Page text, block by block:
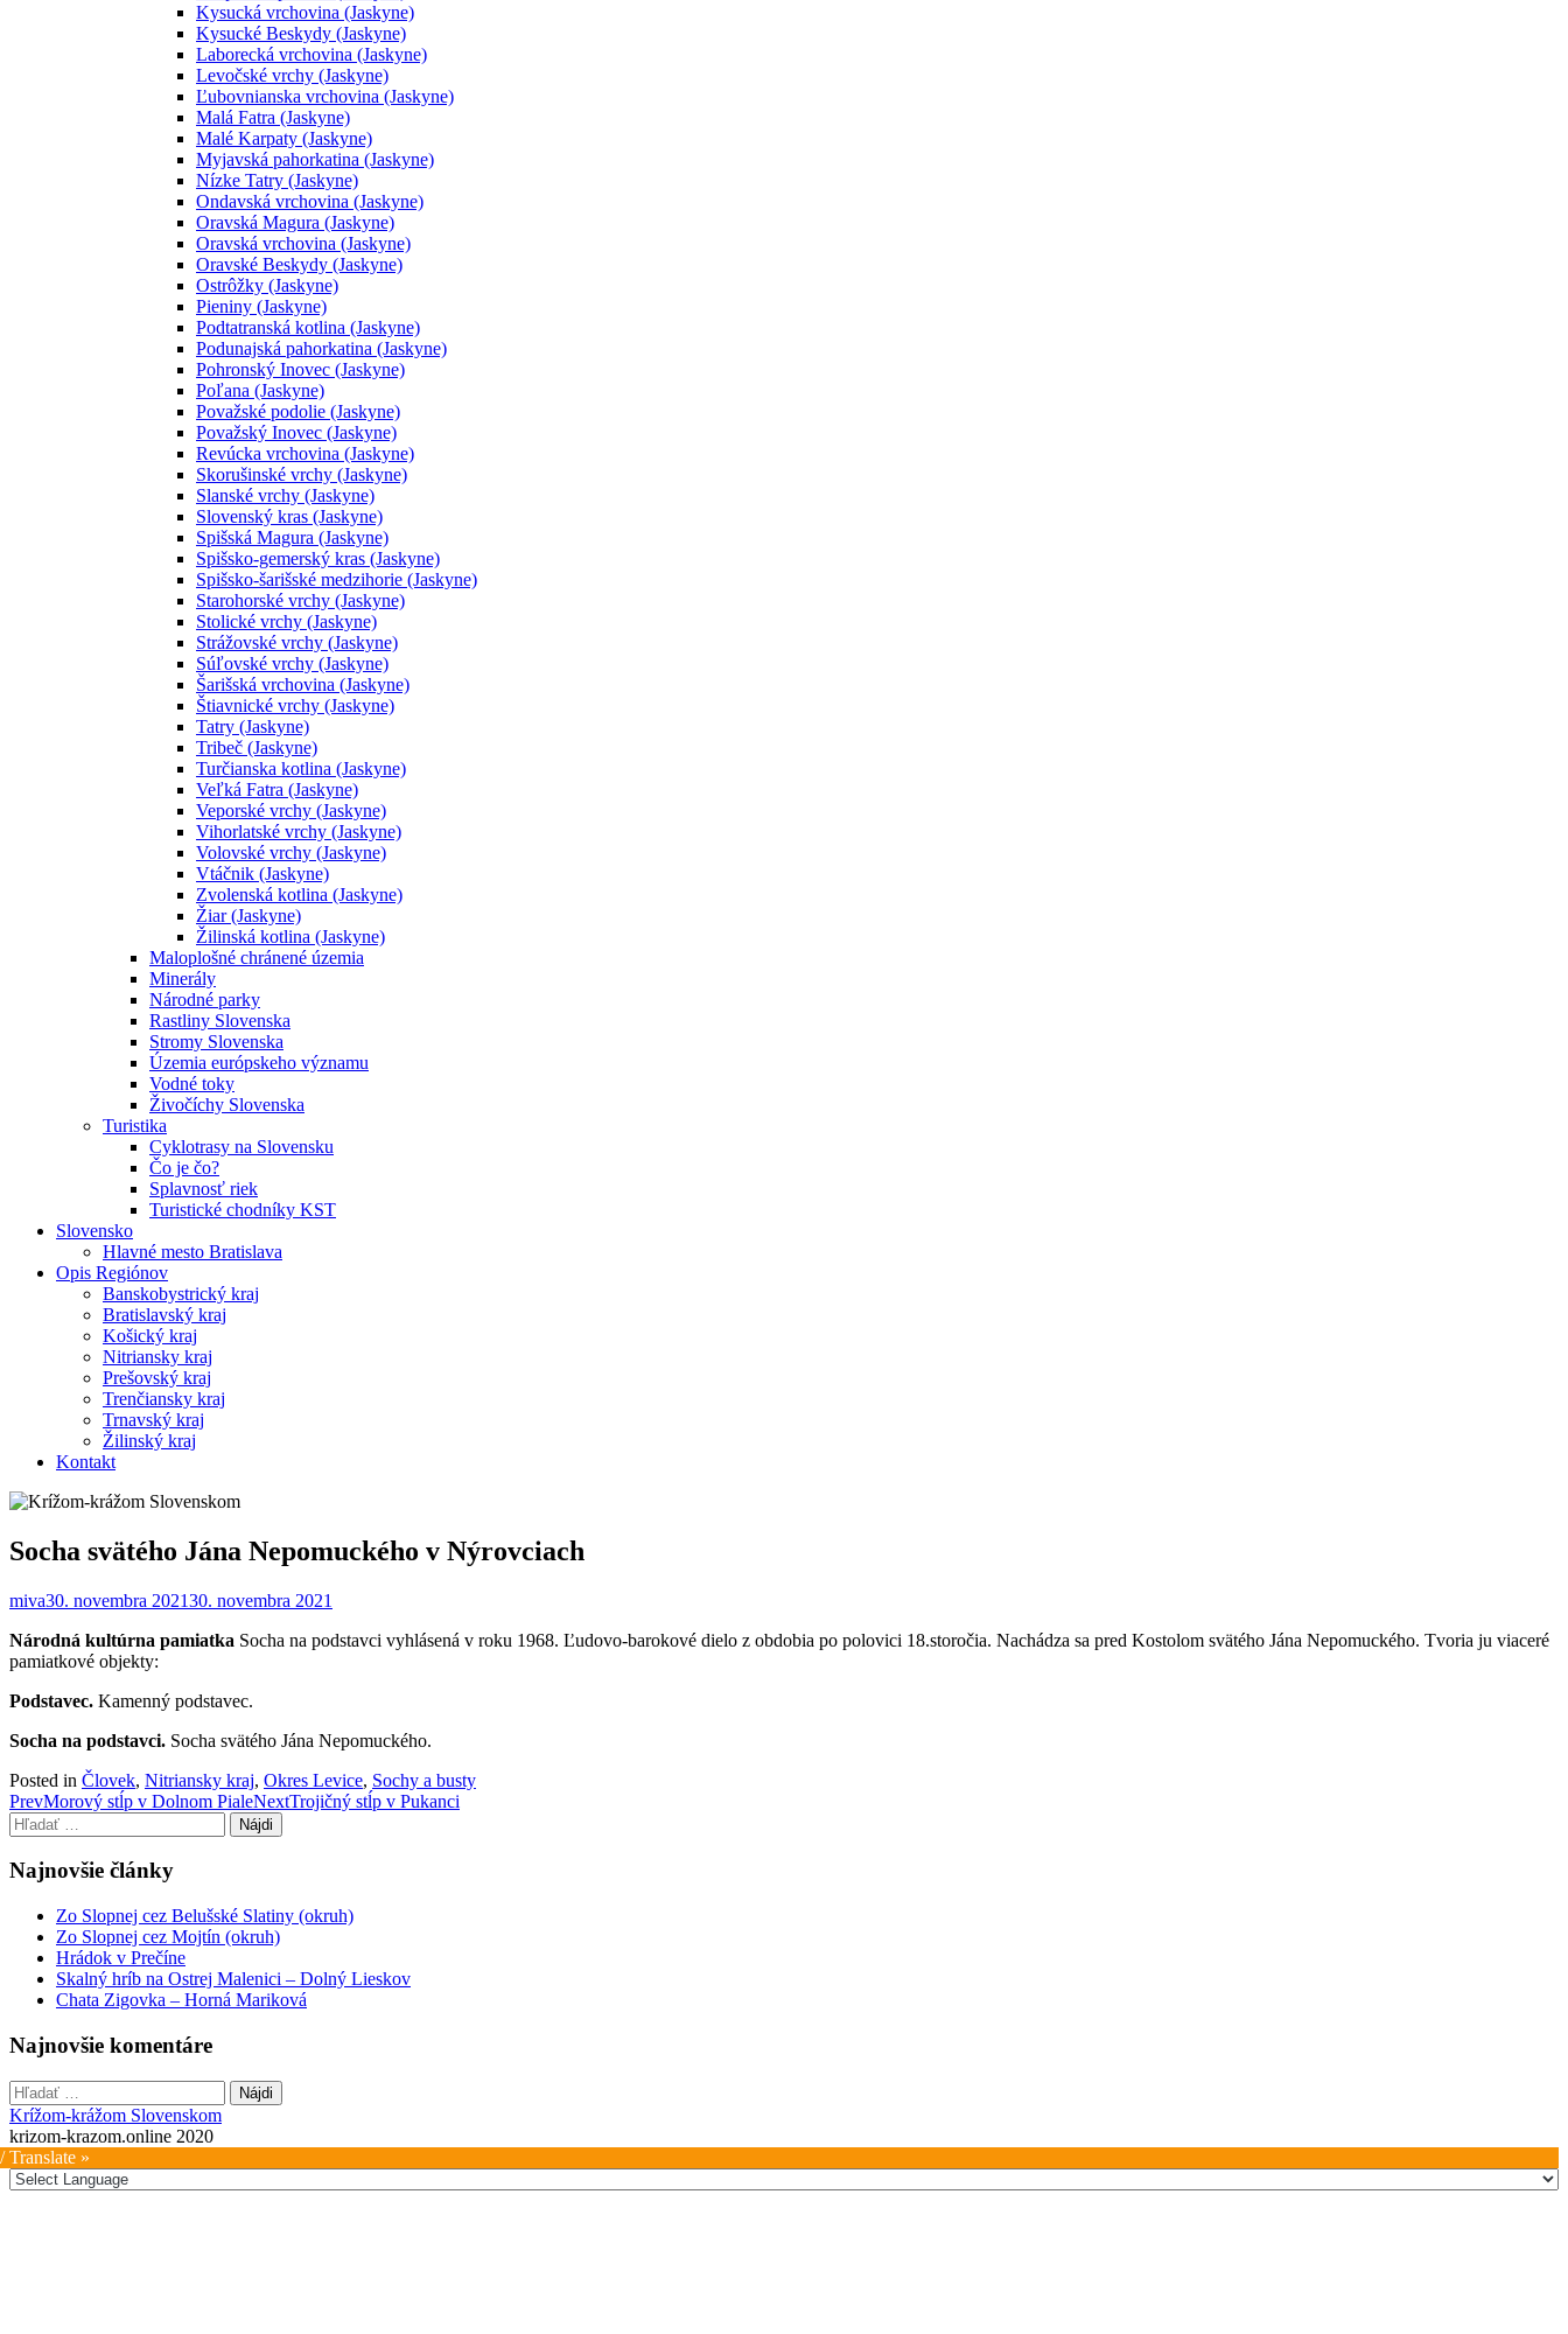
Kysucká vrchovina (Jaskyne)
Kysucké Beskydy (Jaskyne)
Laborecká vrchovina (Jaskyne)
Levočské vrchy (Jaskyne)
Ľubovnianska vrchovina (Jaskyne)
Malá Fatra (Jaskyne)
Malé Karpaty (Jaskyne)
Myjavská pahorkatina (Jaskyne)
Nízke Tatry (Jaskyne)
Ondavská vrchovina (Jaskyne)
Oravská Magura (Jaskyne)
Oravská vrchovina (Jaskyne)
Oravské Beskydy (Jaskyne)
Ostrôžky (Jaskyne)
Pieniny (Jaskyne)
Podtatranská kotlina (Jaskyne)
Podunajská pahorkatina (Jaskyne)
Pohronský Inovec (Jaskyne)
Poľana (Jaskyne)
Považské podolie (Jaskyne)
Považský Inovec (Jaskyne)
Revúcka vrchovina (Jaskyne)
Skorušinské vrchy (Jaskyne)
Slanské vrchy (Jaskyne)
Slovenský kras (Jaskyne)
Spišská Magura (Jaskyne)
Spišsko-gemerský kras (Jaskyne)
Spišsko-šarišské medzihorie (Jaskyne)
Starohorské vrchy (Jaskyne)
Stolické vrchy (Jaskyne)
Strážovské vrchy (Jaskyne)
Súľovské vrchy (Jaskyne)
Šarišská vrchovina (Jaskyne)
Štiavnické vrchy (Jaskyne)
Tatry (Jaskyne)
Tribeč (Jaskyne)
Turčianska kotlina (Jaskyne)
Veľká Fatra (Jaskyne)
Veporské vrchy (Jaskyne)
Vihorlatské vrchy (Jaskyne)
Volovské vrchy (Jaskyne)
Vtáčnik (Jaskyne)
Zvolenská kotlina (Jaskyne)
Žiar (Jaskyne)
Žilinská kotlina (Jaskyne)
Maloplošné chránené územia
Minerály
Národné parky
Rastliny Slovenska
Stromy Slovenska
Územia európskeho významu
Vodné toky
Živočíchy Slovenska
Turistika
Cyklotrasy na Slovensku
Čo je čo?
Splavnosť riek
Turistické chodníky KST
Slovensko
Hlavné mesto Bratislava
Opis Regiónov
Banskobystrický kraj
Bratislavský kraj
Košický kraj
Nitriansky kraj
Prešovský kraj
Trenčiansky kraj
Trnavský kraj
Žilinský kraj
Kontakt
Socha svätého Jána Nepomuckého v Nýrovciach
miva30. novembra 202130. novembra 2021
Národná kultúrna pamiatka Socha na podstavci vyhlásená v roku 1968. Ľudovo-barokové dielo z obdobia po polovici 18.storočia. Nachádza sa pred Kostolom svätého Jána Nepomuckého. Tvoria ju viaceré
pamiatkové objekty:
Podstavec. Kamenný podstavec.
Socha na podstavci. Socha svätého Jána Nepomuckého.
Posted in Človek, Nitriansky kraj, Okres Levice, Sochy a busty
Post
navigation
PrevMorový stĺp v Dolnom PialeNextTrojičný stĺp v Pukanci
Hľadať:
Najnovšie články
Zo Slopnej cez Belušské Slatiny (okruh)
Zo Slopnej cez Mojtín (okruh)
Hrádok v Prečíne
Skalný hríb na Ostrej Malenici – Dolný Lieskov
Chata Zigovka – Horná Mariková
Najnovšie komentáre
Hľadať:
Krížom-krážom Slovenskom
krizom-krazom.online 2020
Translate »